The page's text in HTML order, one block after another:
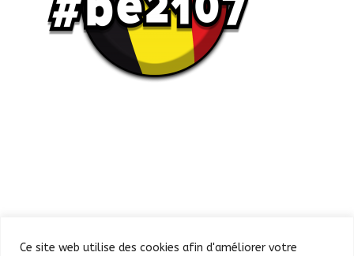
Ce site web utilise des cookies afin d'améliorer votre